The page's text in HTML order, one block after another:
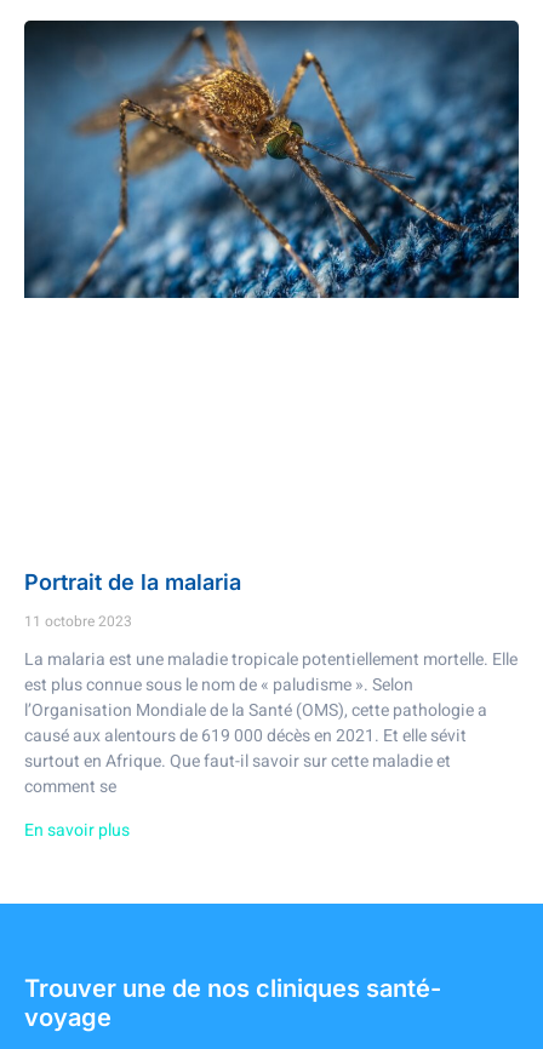
Portrait de la malaria
11 octobre 2023
La malaria est une maladie tropicale potentiellement mortelle. Elle
est plus connue sous le nom de « paludisme ». Selon
l’Organisation Mondiale de la Santé (OMS), cette pathologie a
causé aux alentours de 619 000 décès en 2021. Et elle sévit
surtout en Afrique. Que faut-il savoir sur cette maladie et
comment se
En savoir plus
Trouver une de nos cliniques santé-
voyage